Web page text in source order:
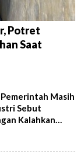
Potret
Saat
Masih
Sebut
Kalahkan